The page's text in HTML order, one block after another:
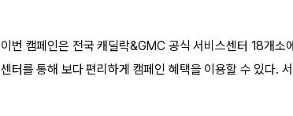
이번 캠페인은 전국 캐딜락&GMC 공식 서비스센터 18개
센터를 통해 보다 편리하게 캠페인 혜택을 이용할 수 있다.